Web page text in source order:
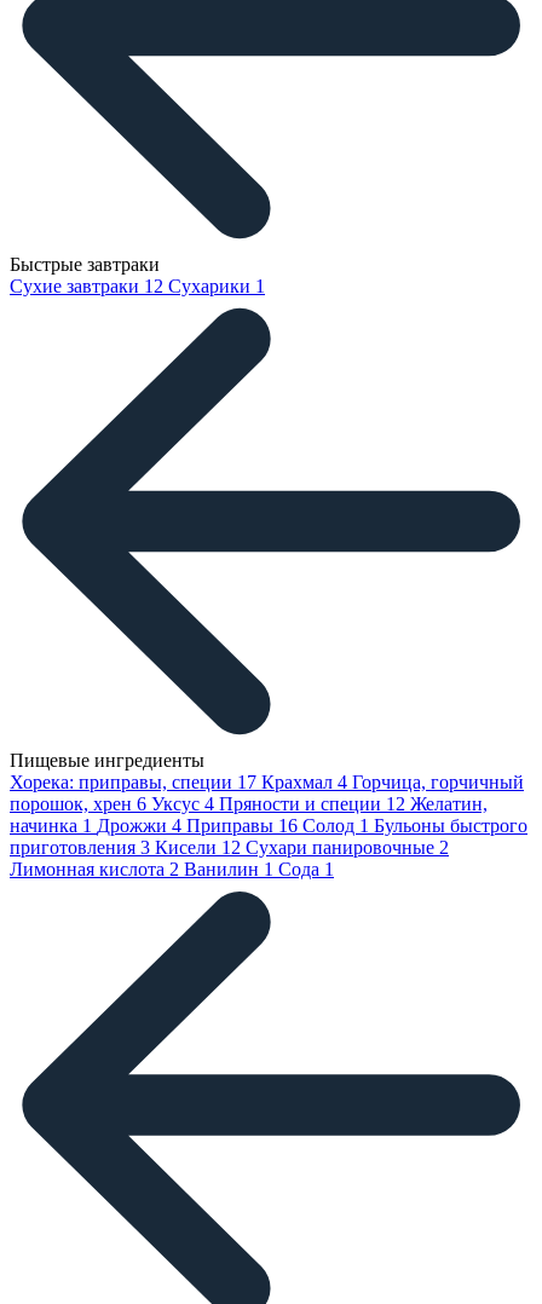
Быстрые завтраки
Сухие завтраки 12 Сухарики 1
Пищевые ингредиенты
Хорека: приправы, специи 17 Крахмал 4 Горчица, горчичный
порошок, хрен 6 Уксус 4 Пряности и специи 12 Желатин,
начинка 1 Дрожжи 4 Приправы 16 Солод 1 Бульоны быстрого
приготовления 3 Кисели 12 Сухари панировочные 2
Лимонная кислота 2 Ванилин 1 Сода 1